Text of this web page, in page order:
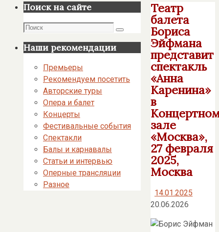
Театр
балета
Бориса
Эйфмана
представит
спектакль
«Анна
Каренина»
в
зале
«Москва»,
27 февраля
2025,
Москва
14.01.2025
20.06.2026
Поиск на сайте
Поиск
Поиск
Наши рекомендации
Премьеры
Рекомендуем посетить
Авторские туры
Опера и балет
Концерты
Фестивальные события
Спектакли
Балы и карнавалы
Статьи и интервью
Оперные трансляции
Разное